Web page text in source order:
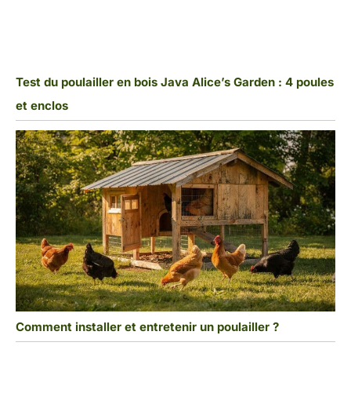
Test du poulailler en bois Java Alice’s Garden : 4 poules
et enclos
Comment installer et entretenir un poulailler ?